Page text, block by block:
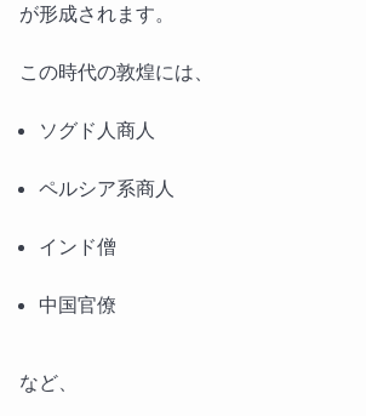
が形成されます。
この時代の敦煌には、
ソグド人商人
ペルシア系商人
インド僧
中国官僚
など、